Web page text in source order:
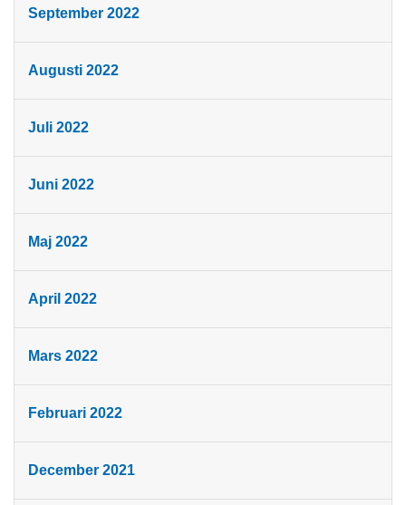
September 2022
Augusti 2022
Juli 2022
Juni 2022
Maj 2022
April 2022
Mars 2022
Februari 2022
December 2021